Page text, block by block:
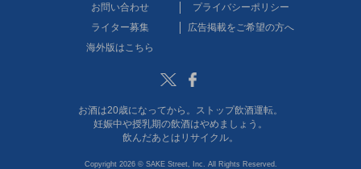
お問い合わせ
プライバシーポリシー
ライター募集
広告掲載をご希望の方へ
海外版はこちら
Twitter
お酒は20歳になってから。ストップ飲酒運転。
妊娠中や授乳期の飲酒はやめましょう。
飲んだあとはリサイクル。
Copyright 2026 © SAKE Street, Inc. All Rights Reserved.